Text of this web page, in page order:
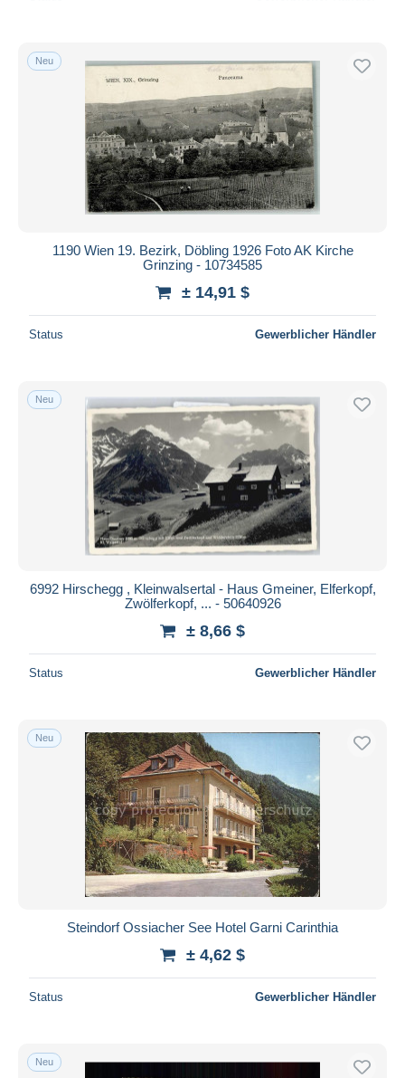
Neu
1190 Wien 19. Bezirk, Döbling 1926 Foto AK Kirche
Grinzing - 10734585
± 14,91 $
Status Gewerblicher Händler
Neu
6992 Hirschegg , Kleinwalsertal - Haus Gmeiner, Elferkopf,
Zwölferkopf, ... - 50640926
± 8,66 $
Status Gewerblicher Händler
Neu
Steindorf Ossiacher See Hotel Garni Carinthia
± 4,62 $
Status Gewerblicher Händler
Neu